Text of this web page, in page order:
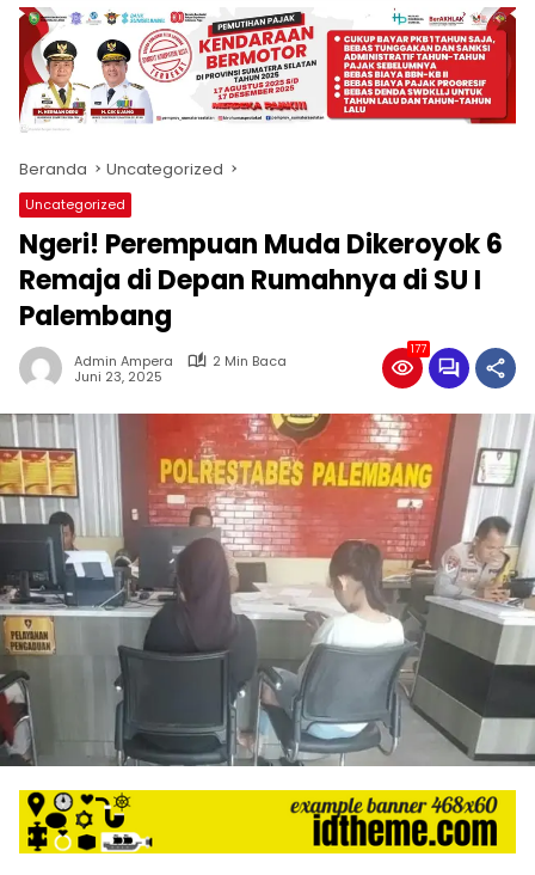
produk
antara
lain
mampu
menjadi
komunikasi
usaha
(beriklan),
fokus
pada
pemberitaan
nasional
maupun
international,
lokal
dan
dinamis,
memiliki
kisaran
harga
iklan
yang
relatif
lebih
murah
dari
Koran
maupun
siber
lainnya,
desain
Beranda Uncategorized
Uncategorized
Ngeri! Perempuan Muda Dikeroyok 6
Remaja di Depan Rumahnya di SU I
Palembang
Admin Ampera
2 Min Baca
Juni 23, 2025
177